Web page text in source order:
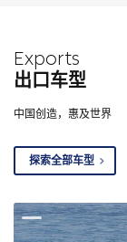
Exports
出口车型
中国创造，惠及世界
探索全部车型